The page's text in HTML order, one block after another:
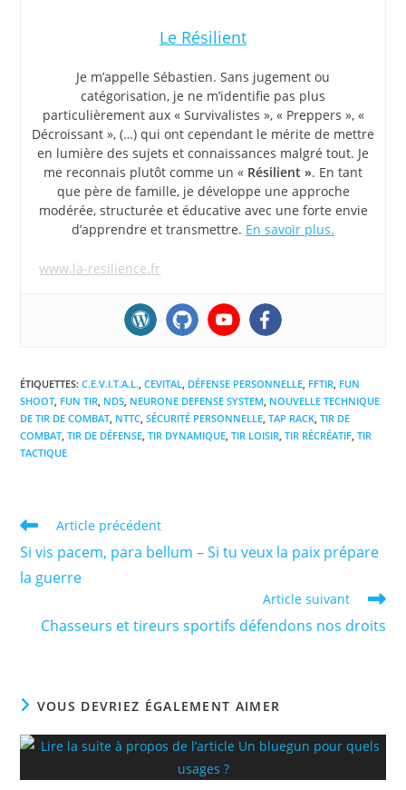
Le Résilient
Je m’appelle Sébastien. Sans jugement ou
catégorisation, je ne m’identifie pas plus
particulièrement aux « Survivalistes », « Preppers », «
Décroissant », (…) qui ont cependant le mérite de mettre
en lumière des sujets et connaissances malgré tout. Je
me reconnais plutôt comme un « Résilient ». En tant
que père de famille, je développe une approche
modérée, structurée et éducative avec une forte envie
d’apprendre et transmettre. En savoir plus.
www.la-resilience.fr
ÉTIQUETTES:C.E.V.I.T.A.L., CEVITAL, DÉFENSE PERSONNELLE, FFTIR, FUN
SHOOT, FUN TIR, NDS, NEURONE DEFENSE SYSTEM, NOUVELLE TECHNIQUE
DE TIR DE COMBAT, NTTC, SÉCURITÉ PERSONNELLE, TAP RACK, TIR DE
COMBAT, TIR DE DÉFENSE, TIR DYNAMIQUE, TIR LOISIR, TIR RÉCRÉATIF, TIR
TACTIQUE
Read
articles
Article précédent
Si vis pacem, para bellum – Si tu veux la paix prépare
la guerre
Article suivant
Chasseurs et tireurs sportifs défendons nos droits
VOUS DEVRIEZ ÉGALEMENT AIMER